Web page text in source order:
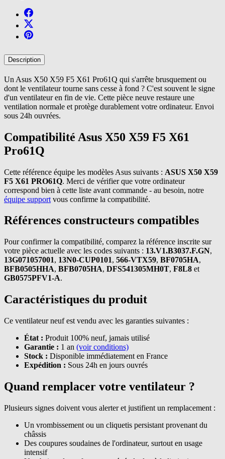
Description
Un Asus X50 X59 F5 X61 Pro61Q qui s'arrête brusquement ou
dont le ventilateur tourne sans cesse à fond ? C'est souvent le signe
d'un ventilateur en fin de vie. Cette pièce neuve restaure une
ventilation normale et protège durablement votre ordinateur. Envoi
sous 24h ouvrées.
Compatibilité Asus X50 X59 F5 X61
Pro61Q
Cette référence équipe les modèles Asus suivants : ASUS X50 X59
F5 X61 PRO61Q. Merci de vérifier que votre ordinateur
correspond bien à cette liste avant commande - au besoin, notre
équipe support vous confirme la compatibilité.
Références constructeurs compatibles
Pour confirmer la compatibilité, comparez la référence inscrite sur
votre pièce actuelle avec les codes suivants : 13.V1.B3037.F.GN,
13G071057001, 13N0-CUP0101, 566-VTX59, BF0705HA,
BFB0505HHA, BFB0705HA, DFS541305MH0T, F8L8 et
GB0575PFV1-A.
Caractéristiques du produit
Ce ventilateur neuf est vendu avec les garanties suivantes :
État : Produit 100% neuf, jamais utilisé
Garantie : 1 an (voir conditions)
Stock : Disponible immédiatement en France
Expédition : Sous 24h en jours ouvrés
Quand remplacer votre ventilateur ?
Plusieurs signes doivent vous alerter et justifient un remplacement :
Un vrombissement ou un cliquetis persistant provenant du
châssis
Des coupures soudaines de l'ordinateur, surtout en usage
intensif